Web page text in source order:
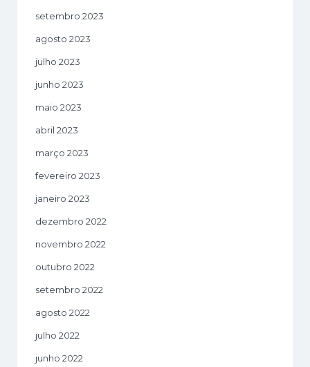
setembro 2023
agosto 2023
julho 2023
junho 2023
maio 2023
abril 2023
março 2023
fevereiro 2023
janeiro 2023
dezembro 2022
novembro 2022
outubro 2022
setembro 2022
agosto 2022
julho 2022
junho 2022